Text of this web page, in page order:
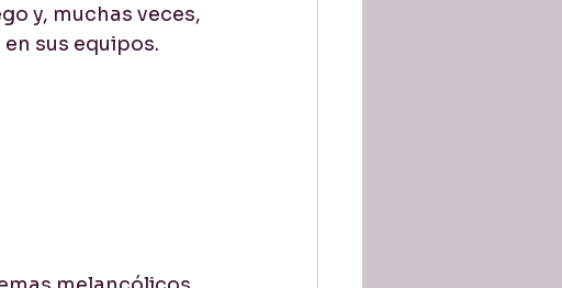
y, muchas veces,
sus equipos.